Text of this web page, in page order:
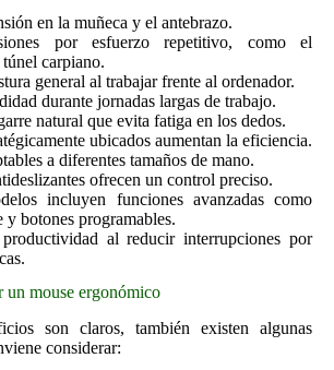
en la muñeca y el antebrazo.
por esfuerzo repetitivo, como el
carpiano.
general al trabajar frente al ordenador.
durante jornadas largas de trabajo.
natural que evita fatiga en los dedos.
ubicados aumentan la eficiencia.
a diferentes tamaños de mano.
ofrecen un control preciso.
incluyen funciones avanzadas como
y botones programables.
al reducir interrupciones por
un mouse ergonómico
son claros, también existen algunas
considerar: